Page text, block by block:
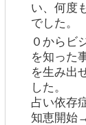
い、何度
でした。
０からビ
を知った
を生み出
した。
占い依存
知恵開始